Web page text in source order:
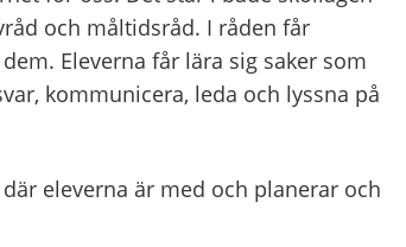
och måltidsråd. I råden får
Eleverna får lära sig saker som
kommunicera, leda och lyssna på
eleverna är med och planerar och